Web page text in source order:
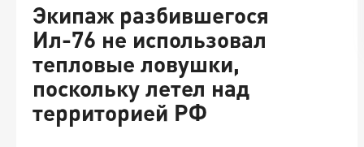
Экипаж разбившегося
Ил-76 не использовал
тепловые ловушки,
поскольку летел над
территорией РФ